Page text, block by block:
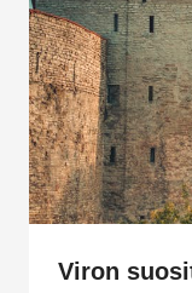
Viron